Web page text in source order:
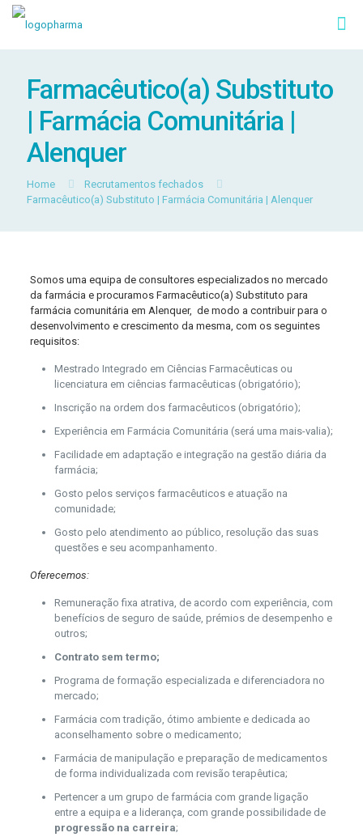
Farmacêutico(a) Substituto
| Farmácia Comunitária |
Alenquer
Home
Recrutamentos fechados
Farmacêutico(a) Substituto | Farmácia Comunitária | Alenquer
Somos uma equipa de consultores especializados no mercado
da farmácia e procuramos Farmacêutico(a) Substituto para
farmácia comunitária em Alenquer, de modo a contribuir para o
desenvolvimento e crescimento da mesma, com os seguintes
requisitos:
Mestrado Integrado em Ciências Farmacêuticas ou
licenciatura em ciências farmacêuticas (obrigatório);
Inscrição na ordem dos farmacêuticos (obrigatório);
Experiência em Farmácia Comunitária (será uma mais-valia);
Facilidade em adaptação e integração na gestão diária da
farmácia;
Gosto pelos serviços farmacêuticos e atuação na
comunidade;
Gosto pelo atendimento ao público, resolução das suas
questões e seu acompanhamento.
Oferecemos:
Remuneração fixa atrativa, de acordo com experiência, com
benefícios de seguro de saúde, prémios de desempenho e
outros;
Contrato sem termo;
Programa de formação especializada e diferenciadora no
mercado;
Farmácia com tradição, ótimo ambiente e dedicada ao
aconselhamento sobre o medicamento;
Farmácia de manipulação e preparação de medicamentos
de forma individualizada com revisão terapêutica;
Pertencer a um grupo de farmácia com grande ligação
entre a equipa e a liderança, com grande possibilidade de
progressão na carreira;